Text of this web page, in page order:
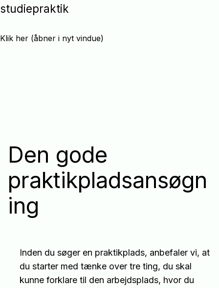
studiepraktik
Klik her (åbner i nyt vindue)
Den gode
praktikpladsansøgn
ing
Inden du søger en praktikplads, anbefaler vi, at
du starter med tænke over tre ting, du skal
kunne forklare til den arbejdsplads, hvor du